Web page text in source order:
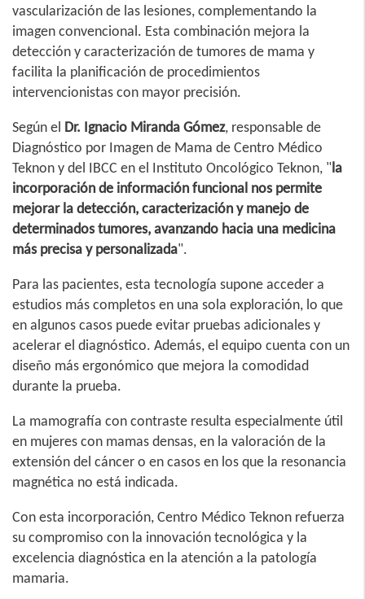
vascularización de las lesiones, complementando la
imagen convencional. Esta combinación mejora la
detección y caracterización de tumores de mama y
facilita la planificación de procedimientos
intervencionistas con mayor precisión.
Según el Dr. Ignacio Miranda Gómez, responsable de
Diagnóstico por Imagen de Mama de Centro Médico
Teknon y del IBCC en el Instituto Oncológico Teknon, "la
incorporación de información funcional nos permite
mejorar la detección, caracterización y manejo de
determinados tumores, avanzando hacia una medicina
más precisa y personalizada".
Para las pacientes, esta tecnología supone acceder a
estudios más completos en una sola exploración, lo que
en algunos casos puede evitar pruebas adicionales y
acelerar el diagnóstico. Además, el equipo cuenta con un
diseño más ergonómico que mejora la comodidad
durante la prueba.
La mamografía con contraste resulta especialmente útil
en mujeres con mamas densas, en la valoración de la
extensión del cáncer o en casos en los que la resonancia
magnética no está indicada.
Con esta incorporación, Centro Médico Teknon refuerza
su compromiso con la innovación tecnológica y la
excelencia diagnóstica en la atención a la patología
mamaria.